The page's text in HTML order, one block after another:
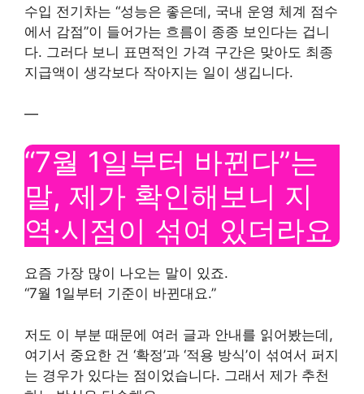
수입 전기차는 “성능은 좋은데, 국내 운영 체계 점수
에서 감점”이 들어가는 흐름이 종종 보인다는 겁니
다. 그러다 보니 표면적인 가격 구간은 맞아도 최종
지급액이 생각보다 작아지는 일이 생깁니다.
—
“7월 1일부터 바뀐다”는
말, 제가 확인해보니 지
역·시점이 섞여 있더라요
요즘 가장 많이 나오는 말이 있죠.
“7월 1일부터 기준이 바뀐대요.”
저도 이 부분 때문에 여러 글과 안내를 읽어봤는데,
여기서 중요한 건 ‘확정’과 ‘적용 방식’이 섞여서 퍼지
는 경우가 있다는 점이었습니다. 그래서 제가 추천